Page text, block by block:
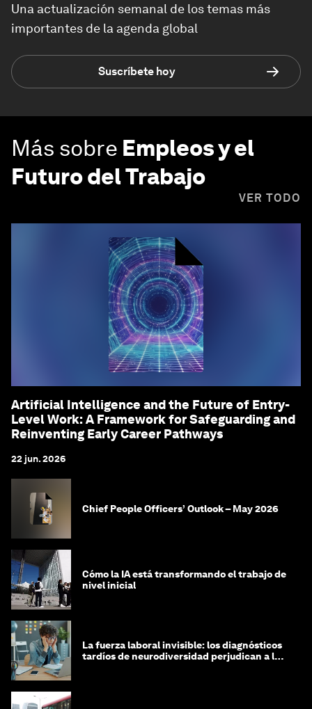
Una actualización semanal de los temas más
importantes de la agenda global
Suscríbete hoy
Más sobre Empleos y el
Futuro del Trabajo
VER TODO
Artificial Intelligence and the Future of Entry-
Level Work: A Framework for Safeguarding and
Reinventing Early Career Pathways
22 jun. 2026
Chief People Officers’ Outlook – May 2026
Cómo la IA está transformando el trabajo de
nivel inicial
La fuerza laboral invisible: los diagnósticos
tardíos de neurodiversidad perjudican a las